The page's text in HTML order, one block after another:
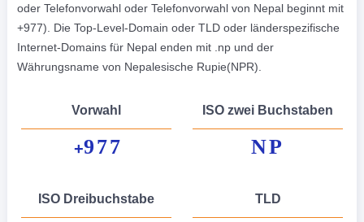
oder Telefonvorwahl oder Telefonvorwahl von Nepal beginnt mit
+977). Die Top-Level-Domain oder TLD oder länderspezifische
Internet-Domains für Nepal enden mit .np und der
Währungsname von Nepalesische Rupie(NPR).
Vorwahl
+977
ISO zwei Buchstaben
NP
ISO Dreibuchstabe TLD